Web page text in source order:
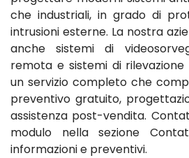
che industriali, in grado di
intrusioni esterne. La nostra
anche sistemi di
remota e sistemi di
un servizio completo che
preventivo gratuito,
assistenza post-vendita.
modulo nella sezione
informazioni e preventivi.